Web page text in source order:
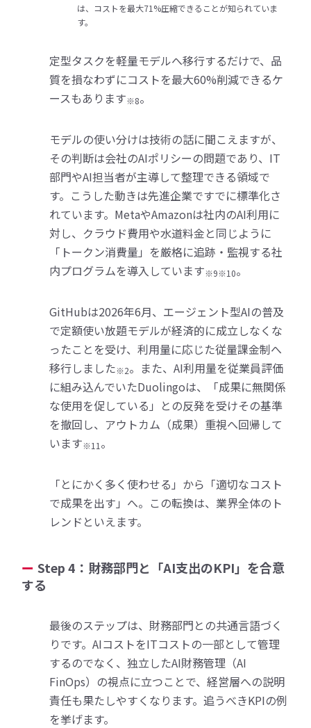
は、コストを最大71%圧縮できることが知られていま
す。
定型タスクを軽量モデルへ移行するだけで、品
質を損なわずにコストを最大60%削減できるケ
ースもあります※8。
モデルの使い分けは技術の話に聞こえますが、
その判断は会社のAIポリシーの問題であり、IT
部門やAI担当者が主導して整理できる領域で
す。こうした動きは先進企業ですでに標準化さ
れています。MetaやAmazonは社内のAI利用に
対し、クラウド費用や水道料金と同じように
「トークン消費量」を厳格に追跡・監視する社
内プログラムを導入しています※9※10。
GitHubは2026年6月、エージェント型AIの普及
で定額使い放題モデルが経済的に成立しなくな
ったことを受け、利用量に応じた従量課金制へ
移行しました※2。また、AI利用量を従業員評価
に組み込んでいたDuolingoは、「成果に無関係
な使用を促している」との反発を受けその基準
を撤回し、アウトカム（成果）重視へ回帰して
います※11 。
「とにかく多く使わせる」から「適切なコスト
で成果を出す」へ。この転換は、業界全体のト
レンドといえます。
Step 4：財務部門と「AI支出のKPI」を合意
する
最後のステップは、財務部門との共通言語づく
りです。AIコストをITコストの一部として管理
するのでなく、独立したAI財務管理（AI
FinOps）の視点に立つことで、経営層への説明
責任も果たしやすくなります。追うべきKPIの例
を挙げます。